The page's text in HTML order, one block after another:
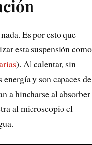
Es por esto que
esta suspensión como
). Al calentar, sin
y son capaces de
a hincharse al absorber
al microscopio el